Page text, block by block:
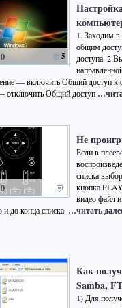
5
1. Заходим
общим
доступа.
— включить Общий доступ
отключить Общий доступ
Не
Если в
списка
кнопка
видео файл
и до конца списка. …читать
Как
Samba,
1) Для